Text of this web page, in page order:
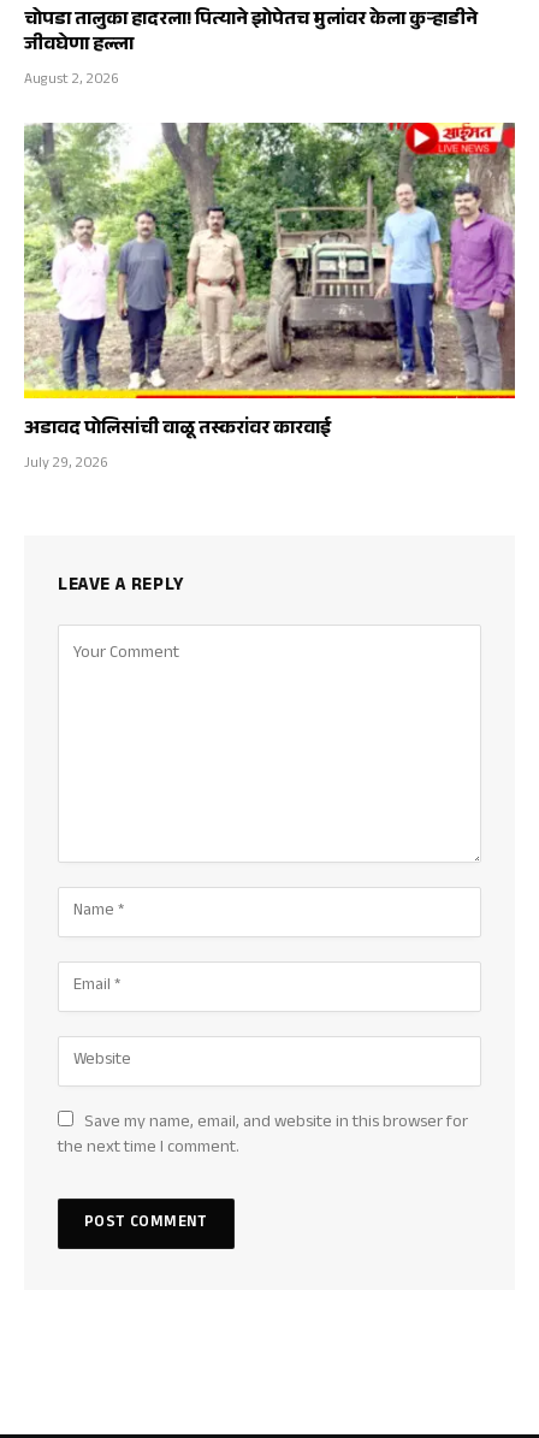
चोपडा तालुका हादरला! पित्याने झोपेतच मुलांवर केला कुऱ्हाडीने
जीवघेणा हल्ला
August 2, 2026
अडावद पोलिसांची वाळू तस्करांवर कारवाई
July 29, 2026
LEAVE A REPLY
Save my name, email, and website in this browser for
the next time I comment.